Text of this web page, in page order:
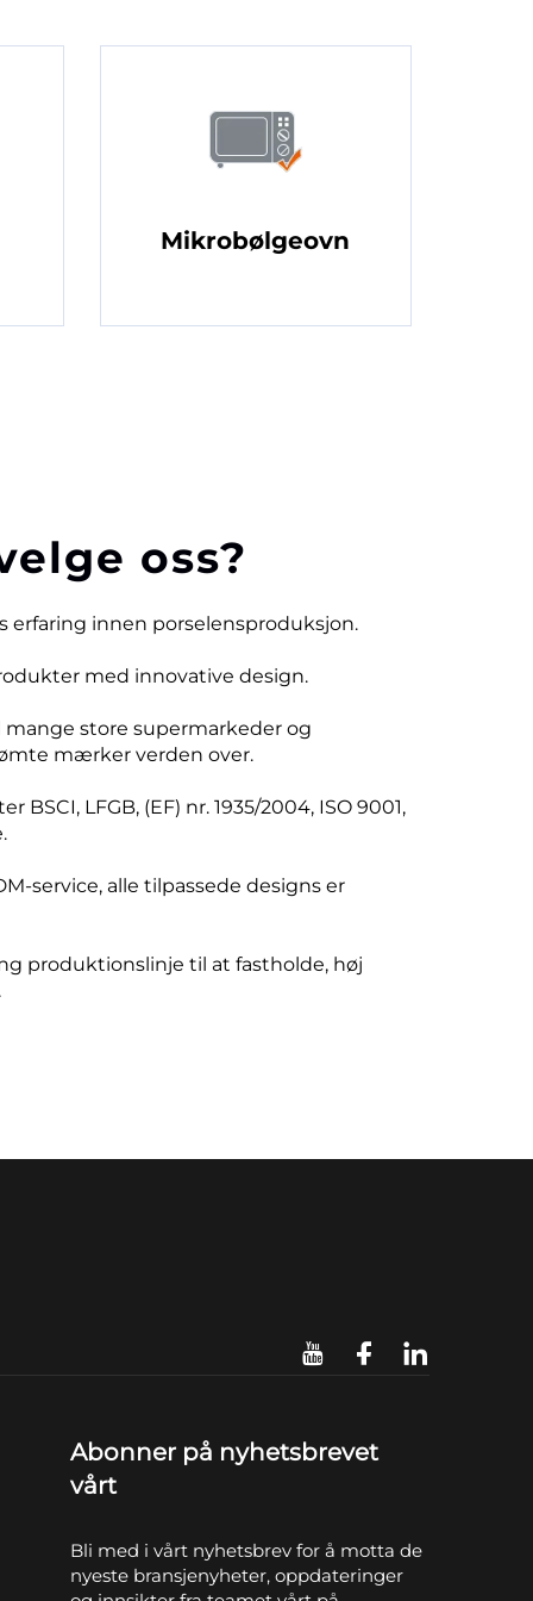
Mikrobølgeovn
oss?
erfaring innen porselensproduksjon.
med innovative design.
mange store supermarkeder og
mærker verden over.
BSCI, LFGB, (EF) nr. 1935/2004, ISO 9001,
service, alle tilpassede designs er
produktionslinje til at fastholde, høj
Abonner på nyhetsbrevet
vårt
Bli med i vårt nyhetsbrev for å motta de
nyeste bransjenyheter, oppdateringer